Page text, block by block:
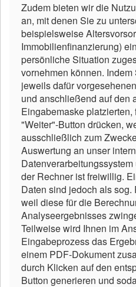
Zudem bieten wir die
an, mit denen Sie zu
beispielsweise
Immobilienfinanzierung)
persönliche Situation
vornehmen können.
jeweils dafür
und anschließend auf den
Eingabemaske
"Weiter"-Button drücken,
ausschließlich zum
Auswertung an unser
der Rechner ist freiwillig.
Daten sind jedoch als
weil diese für die
Analyseergebnisses
Teilweise wird Ihnen im
Eingabeprozess das
einem PDF-Dokument
durch Klicken auf den
Button generieren und